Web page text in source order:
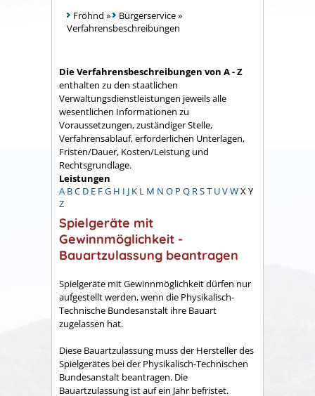
Fröhnd » Bürgerservice»
Verfahrensbeschreibungen
Die Verfahrensbeschreibungen von A - Z
enthalten zu den staatlichen
Verwaltungsdienstleistungen jeweils alle
wesentlichen Informationen zu
Voraussetzungen, zuständiger Stelle,
Verfahrensablauf, erforderlichen Unterlagen,
Fristen/Dauer, Kosten/Leistung und
Rechtsgrundlage.
Leistungen
A BC D E FG H I J K L M N O P Q RST UVWX Y
Z
Spielgeräte mit
Gewinnmöglichkeit -
Bauartzulassung beantragen
Spielgeräte mit Gewinnmöglichkeit dürfen nur
aufgestellt werden, wenn die Physikalisch-
Technische Bundesanstalt ihre Bauart
zugelassen hat.
Diese Bauartzulassung muss der Hersteller des
Spielgerätes bei der Physikalisch-Technischen
Bundesanstalt beantragen. Die
Bauartzulassung ist auf ein Jahr befristet.